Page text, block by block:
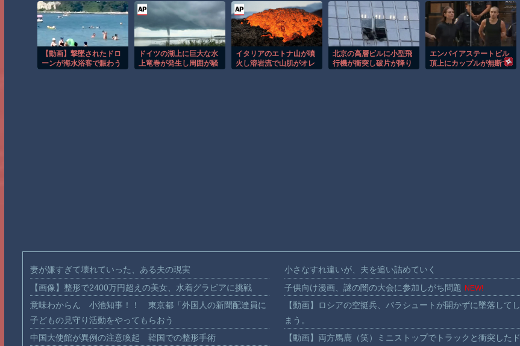
【動画】撃墜されたドロ
ーンが海水浴客で賑わう
ドイツの湖上に巨大な水
上竜巻が発生し周囲が騒
イタリアのエトナ山が噴
火し溶岩流で山肌がオレ
北京の高層ビルに小型飛
行機が衝突し破片が降り
エンパイアステートビル
頂上にカップルが無断で
妻が嫌すぎて壊れていった、ある夫の現実
【画像】整形で2400万円超えの美女、水着グラビアに挑戦
意味わからん 小池知事！！ 東京都「外国人の新聞配達員に
子どもの見守り活動をやってもらおう
中国大使館が異例の注意喚起 韓国での整形手術
小さなすれ違いが、夫を追い詰めていく
子供向け漫画、謎の闇の大会に参加しがち問題
NEW!
【動画】ロシアの空挺兵、パラシュートが開かずに墜落してし
まう。
【動画】両方馬鹿（笑）ミニストップでトラックと衝突したド